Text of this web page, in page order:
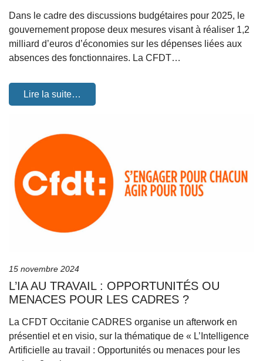
Dans le cadre des discussions budgétaires pour 2025, le
gouvernement propose deux mesures visant à réaliser 1,2
milliard d’euros d’économies sur les dépenses liées aux
absences des fonctionnaires. La CFDT…
Lire la suite…
15 novembre 2024
L’IA AU TRAVAIL : OPPORTUNITÉS OU
MENACES POUR LES CADRES ?
La CFDT Occitanie CADRES organise un afterwork en
présentiel et en visio, sur la thématique de « L’Intelligence
Artificielle au travail : Opportunités ou menaces pour les